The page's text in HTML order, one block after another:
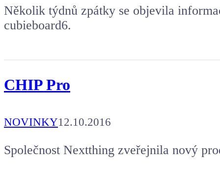
Několik týdnů zpátky se objevila
cubieboard6.
CHIP Pro
NOVINKY12.10.2016
Společnost Nextthing zveřejnila nový